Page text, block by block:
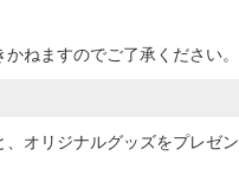
ねますのでご了承ください。
オリジナルグッズをプレゼン